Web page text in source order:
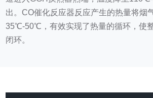
出。CO催化反应器反应产生的热量将烟
35℃-50℃，有效实现了热量的循环，使
闭环。